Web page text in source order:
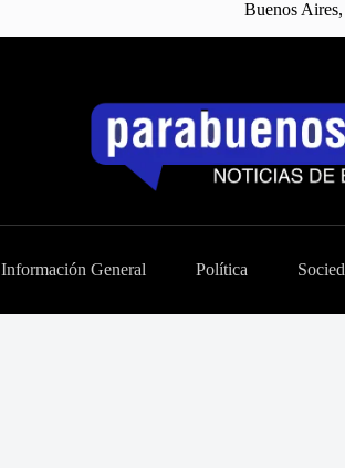
Buenos
Información General Política